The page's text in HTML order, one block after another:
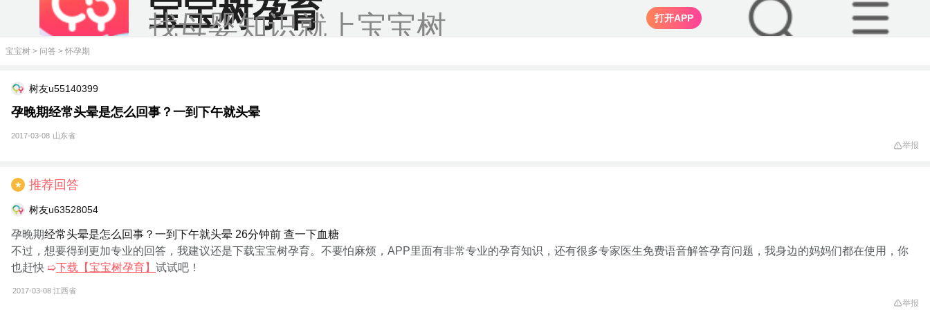
宝宝树孕育
找母婴知识就上宝宝树 打开APP
宝宝树 > 问答 > 怀孕期
树友u55140399
孕晚期经常头晕是怎么回事？一到下午就头晕
2017-03-08 山东省
举报
★ 推荐回答
树友u63528054
孕晚期经常头晕是怎么回事？一到下午就头晕 26分钟前 查一下血糖
不过，想要得到更加专业的回答，我建议还是下载宝宝树孕育。不要怕麻烦，APP里面有非常专业的孕育知识，还有很多专家医生免费语音解答孕育问题，我身边的妈妈们都在使用，你
也赶快 ➯下载【宝宝树孕育】 试试吧！
2017-03-08 江西省
举报